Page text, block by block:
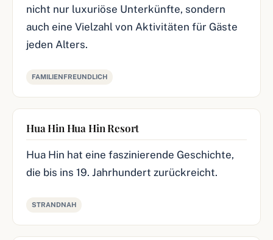
nicht nur luxuriöse Unterkünfte, sondern
auch eine Vielzahl von Aktivitäten für Gäste
jeden Alters.
FAMILIENFREUNDLICH
Hua Hin Hua Hin Resort
Hua Hin hat eine faszinierende Geschichte,
die bis ins 19. Jahrhundert zurückreicht.
STRANDNAH